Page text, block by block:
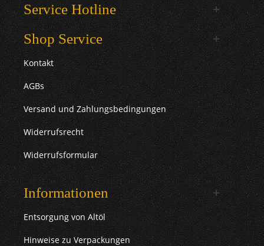
Service Hotline
Shop Service
Kontakt
AGBs
Versand und Zahlungsbedingungen
Widerrufsrecht
Widerrufsformular
Informationen
Entsorgung von Altöl
Hinweise zu Verpackungen